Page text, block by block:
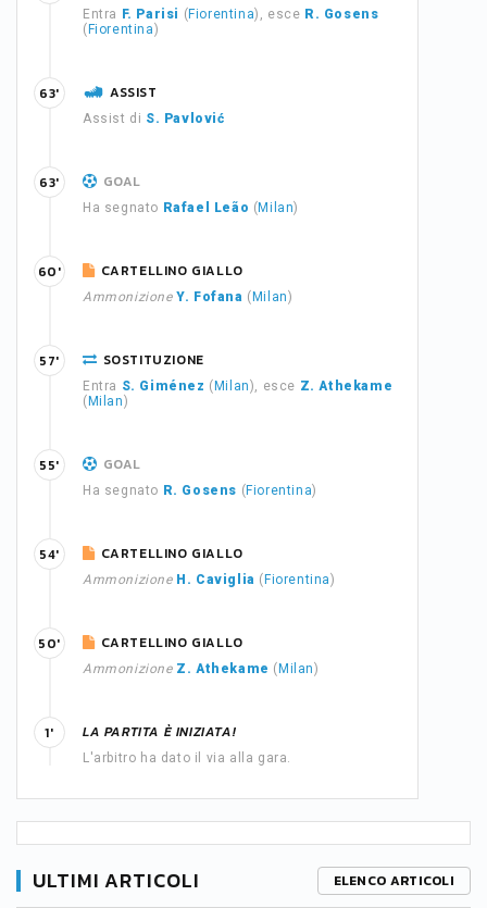
Entra F. Parisi ( Fiorentina), esce R. Gosens
( Fiorentina)
ASSIST
Assist di S. Pavlović
63'
GOAL
Ha segnato Rafael Leão ( Milan)
63'
CARTELLINO GIALLO
Ammonizione Y. Fofana ( Milan)
60'
SOSTITUZIONE
Entra S. Giménez ( Milan), esce Z. Athekame
( Milan)
57'
GOAL
Ha segnato R. Gosens ( Fiorentina)
55'
CARTELLINO GIALLO
Ammonizione H. Caviglia ( Fiorentina)
54'
CARTELLINO GIALLO
Ammonizione Z. Athekame ( Milan)
50'
LA PARTITA È INIZIATA!
L'arbitro ha dato il via alla gara.
1'
ULTIMI ARTICOLI ELENCO ARTICOLI